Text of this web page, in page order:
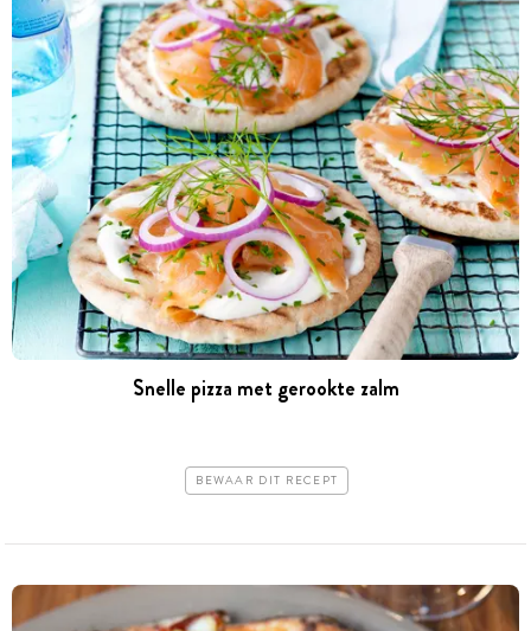
Snelle pizza met gerookte zalm
BEWAAR DIT RECEPT